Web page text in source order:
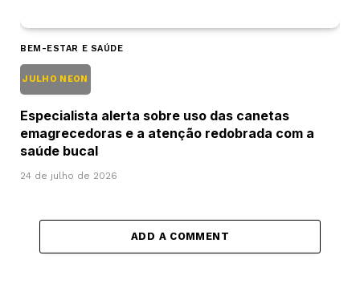
BEM-ESTAR E SAÚDE
JULHO NEON
Especialista alerta sobre uso das canetas
emagrecedoras e a atenção redobrada com a
saúde bucal
24 de julho de 2026
ADD A COMMENT